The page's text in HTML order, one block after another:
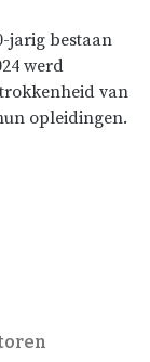
jarig bestaan
werd
van
opleidingen.